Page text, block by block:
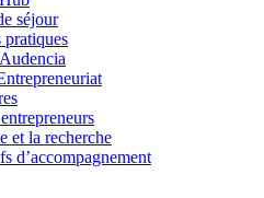
séjour
et la recherche
d’accompagnement